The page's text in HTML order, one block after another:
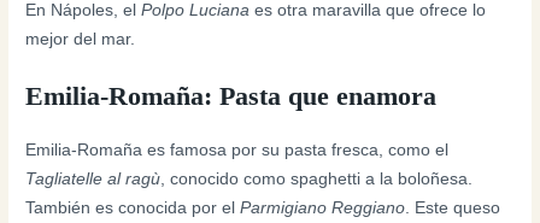
En Nápoles, elPolpo Luciana es otra maravilla que ofrece lo
mejor del mar.
Emilia-Romaña: Pasta que enamora
Emilia-Romaña es famosa por su pasta fresca, como el
Tagliatelle al ragù , conocido como spaghetti a la boloñesa.
También es conocida por elParmigiano Reggiano . Este queso